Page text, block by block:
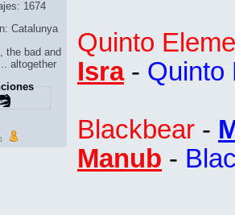
1674
Catalunya
the bad and
altogether
Quinto
Isra- Quinto
Blackbear -
Manub -